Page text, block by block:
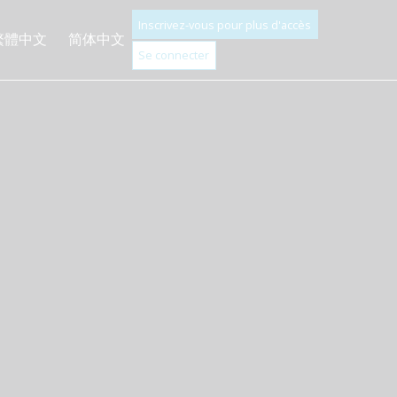
體中文 简体中文
Inscrivez-vous pour plus d'accès
Se connecter